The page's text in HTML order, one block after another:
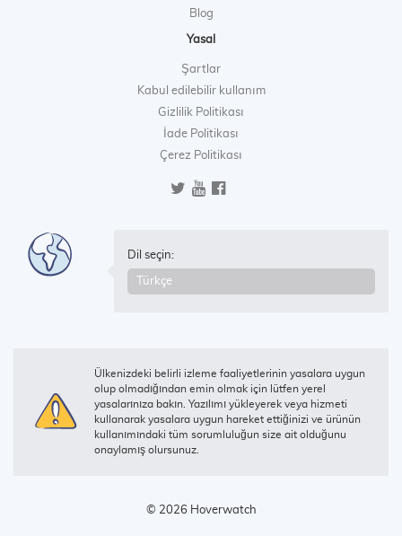
Blog
Yasal
Şartlar
Kabul edilebilir kullanım
Gizlilik Politikası
İade Politikası
Çerez Politikası
Dil seçin:
Ülkenizdeki belirli izleme faaliyetlerinin yasalara uygun
olup olmadığından emin olmak için lütfen yerel
yasalarınıza bakın. Yazılımı yükleyerek veya hizmeti
kullanarak yasalara uygun hareket ettiğinizi ve ürünün
kullanımındaki tüm sorumluluğun size ait olduğunu
onaylamış olursunuz.
© 2026 Hoverwatch